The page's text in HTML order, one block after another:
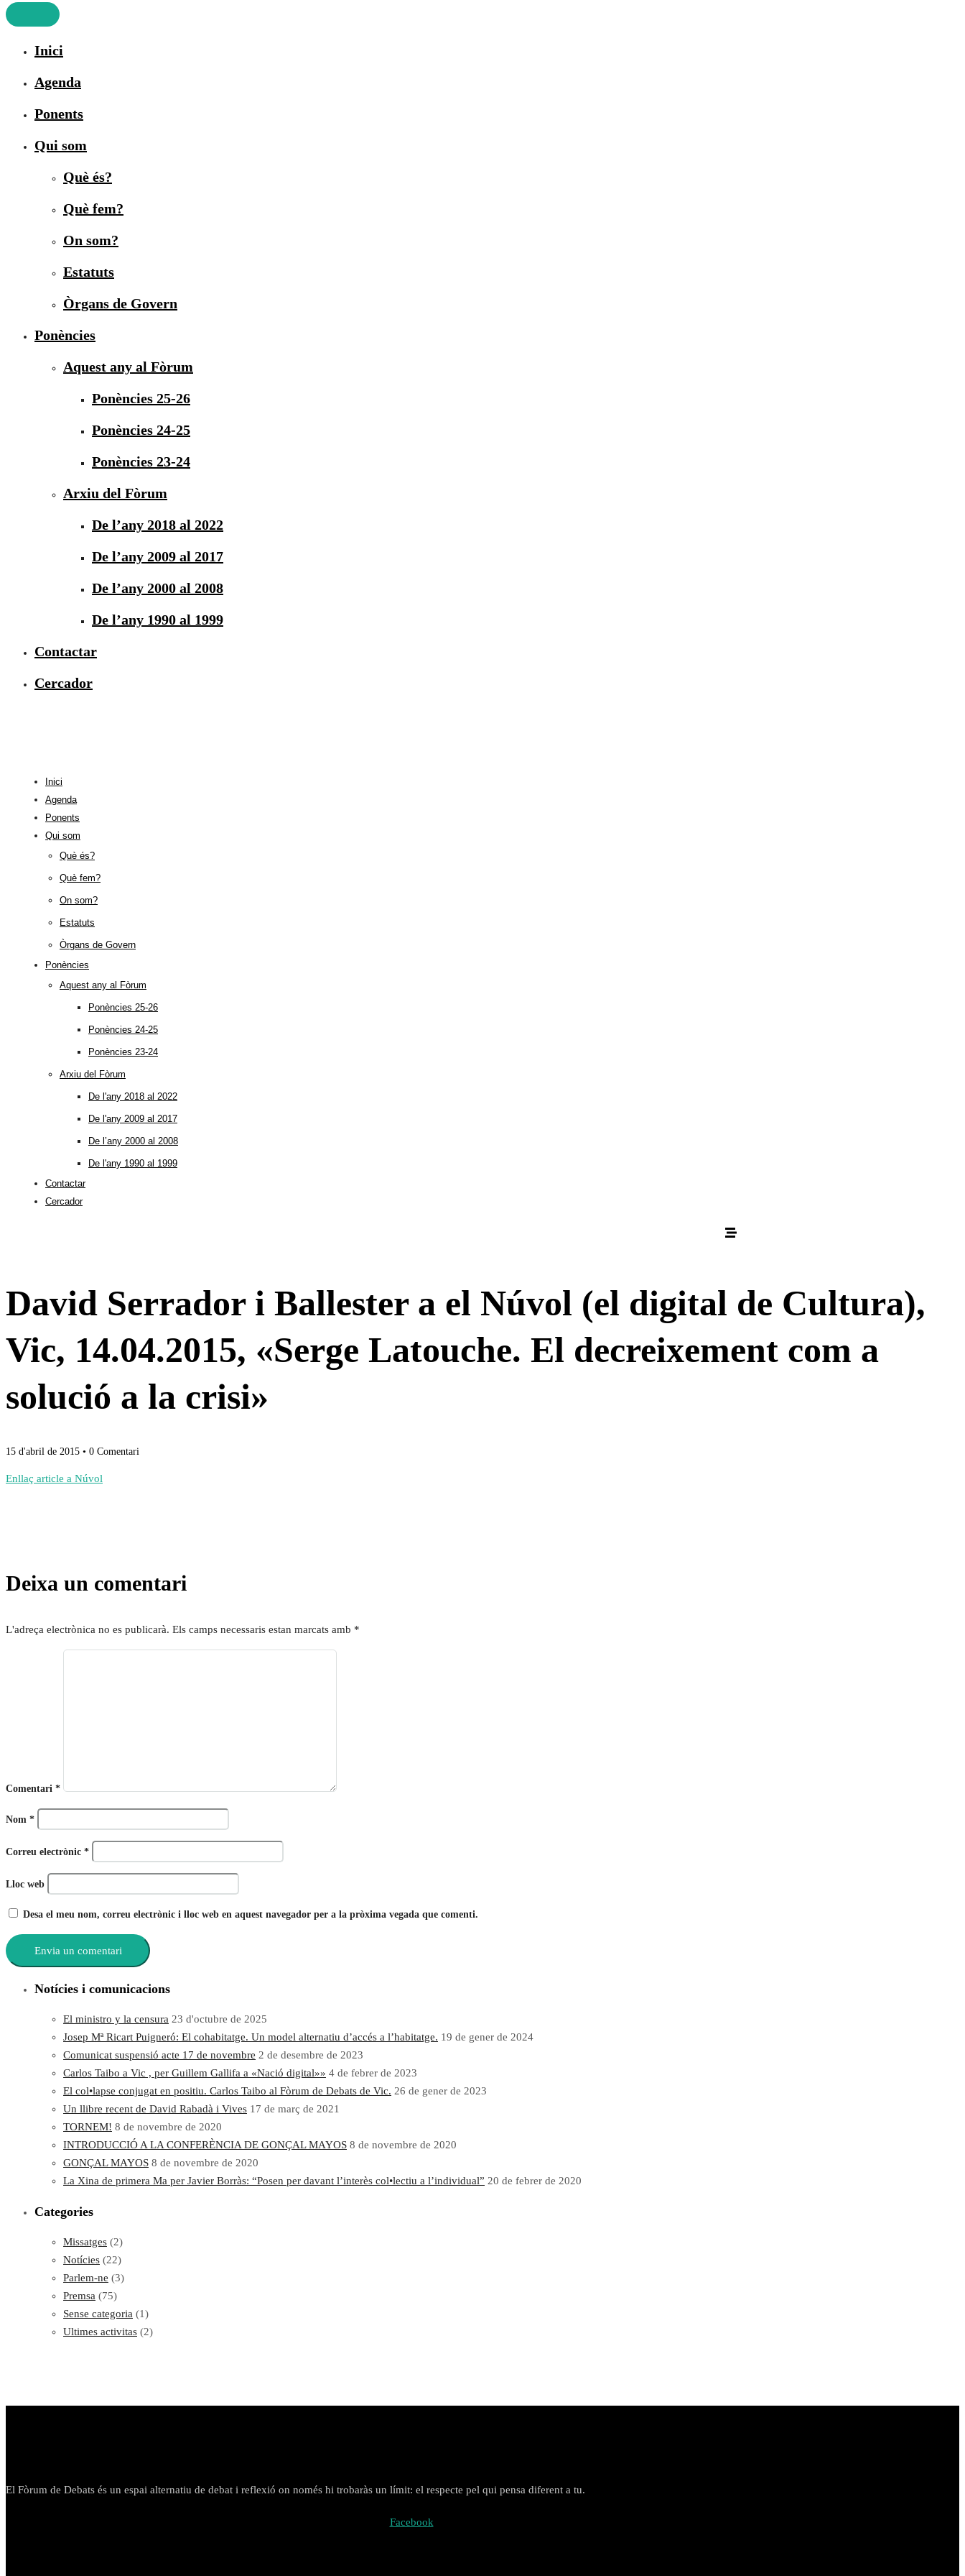
Inici
Agenda
Ponents
Qui som
Què és?
Què fem?
On som?
Estatuts
Òrgans de Govern
Ponències
Aquest any al Fòrum
Ponències 25-26
Ponències 24-25
Ponències 23-24
Arxiu del Fòrum
De l’any 2018 al 2022
De l’any 2009 al 2017
De l’any 2000 al 2008
De l’any 1990 al 1999
Contactar
Cercador
Inici
Agenda
Ponents
Qui som
Què és?
Què fem?
On som?
Estatuts
Òrgans de Govern
Ponències
Aquest any al Fòrum
Ponències 25-26
Ponències 24-25
Ponències 23-24
Arxiu del Fòrum
De l'any 2018 al 2022
De l'any 2009 al 2017
De l’any 2000 al 2008
De l'any 1990 al 1999
Contactar
Cercador
David Serrador i Ballester a el Núvol (el digital de Cultura),
Vic, 14.04.2015, «Serge Latouche. El decreixement com a
solució a la crisi»
15 d'abril de 2015 • 0 Comentari
Enllaç article a Núvol
Deixa un comentari
L'adreça electrònica no es publicarà. Els camps necessaris estan marcats amb *
Comentari *
Nom *
Correu electrònic *
Lloc web
Desa el meu nom, correu electrònic i lloc web en aquest navegador per a la pròxima vegada que comenti.
Notícies i comunicacions
El ministro y la censura 23 d'octubre de 2025
Josep Mª Ricart Puigneró: El cohabitatge. Un model alternatiu d’accés a l’habitatge. 19 de gener de 2024
Comunicat suspensió acte 17 de novembre 2 de desembre de 2023
Carlos Taibo a Vic , per Guillem Gallifa a «Nació digital»» 4 de febrer de 2023
El col•lapse conjugat en positiu. Carlos Taibo al Fòrum de Debats de Vic. 26 de gener de 2023
Un llibre recent de David Rabadà i Vives 17 de març de 2021
TORNEM! 8 de novembre de 2020
INTRODUCCIÓ A LA CONFERÈNCIA DE GONÇAL MAYOS 8 de novembre de 2020
GONÇAL MAYOS 8 de novembre de 2020
La Xina de primera Ma per Javier Borràs: “Posen per davant l’interès col•lectiu a l’individual” 20 de febrer de 2020
Categories
Missatges (2)
Notícies (22)
Parlem-ne (3)
Premsa (75)
Sense categoria (1)
Ultimes activitas (2)
El Fòrum de Debats és un espai alternatiu de debat i reflexió on només hi trobaràs un límit: el respecte pel qui pensa diferent a tu.
Facebook